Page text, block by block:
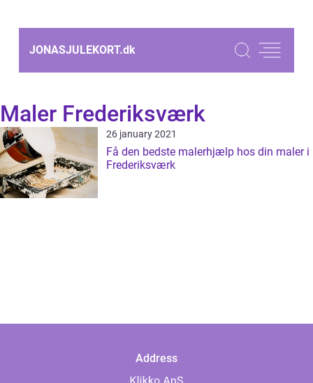
JONASJULEKORT.dk
Maler Frederiksværk
26 january 2021
Få den bedste malerhjælp hos din maler i
Frederiksværk
Address